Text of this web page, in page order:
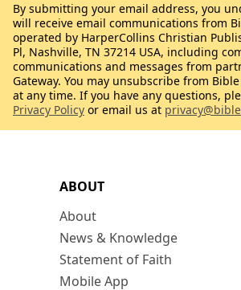
ABOUT
About
News & Knowledge
Statement of Faith
Mobile App
By submitting your email address, you
will receive email communications from
operated by HarperCollins Christian
Pl, Nashville, TN 37214 USA, including
communications and messages from
Gateway. You may unsubscribe from Bible
at any time. If you have any questions,
Privacy Policy or email us at